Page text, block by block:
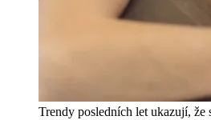
Trendy posledních let ukazují, že